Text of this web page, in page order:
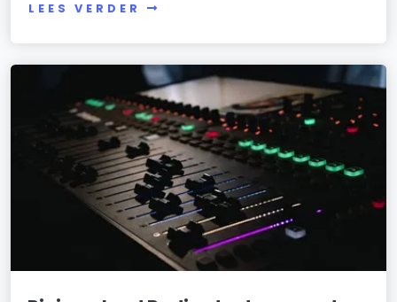
LEES VERDER